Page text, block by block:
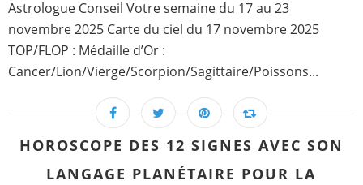
Astrologue Conseil Votre semaine du 17 au 23
novembre 2025 Carte du ciel du 17 novembre 2025
TOP/FLOP : Médaille d’Or :
Cancer/Lion/Vierge/Scorpion/Sagittaire/Poissons...
HOROSCOPE DES 12 SIGNES AVEC SON
LANGAGE PLANÉTAIRE POUR LA